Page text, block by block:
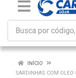
INÍCIO
SARDINHAS COM